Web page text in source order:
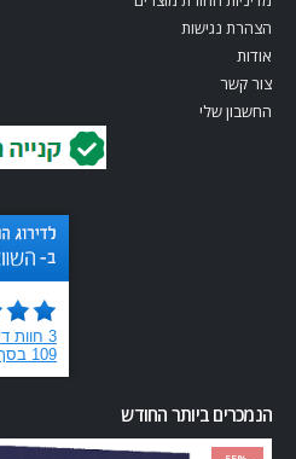
הצהרת נגישות
אודות
צור קשר
החשבון שלי
הנמכרים ביותר החודש